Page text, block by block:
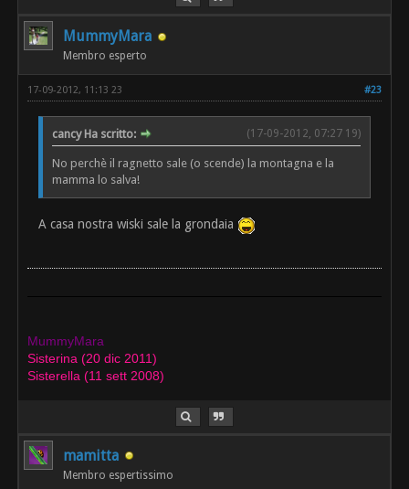
MummyMara
Membro esperto
#23
17-09-2012, 11:13 23
(17-09-2012, 07:27 19)
cancy Ha scritto:
No perchè il ragnetto sale (o scende) la montagna e la
mamma lo salva!
A casa nostra wiski sale la grondaia
MummyMara
Sisterina (20 dic 2011)
Sisterella (11 sett 2008)
mamitta
Membro espertissimo